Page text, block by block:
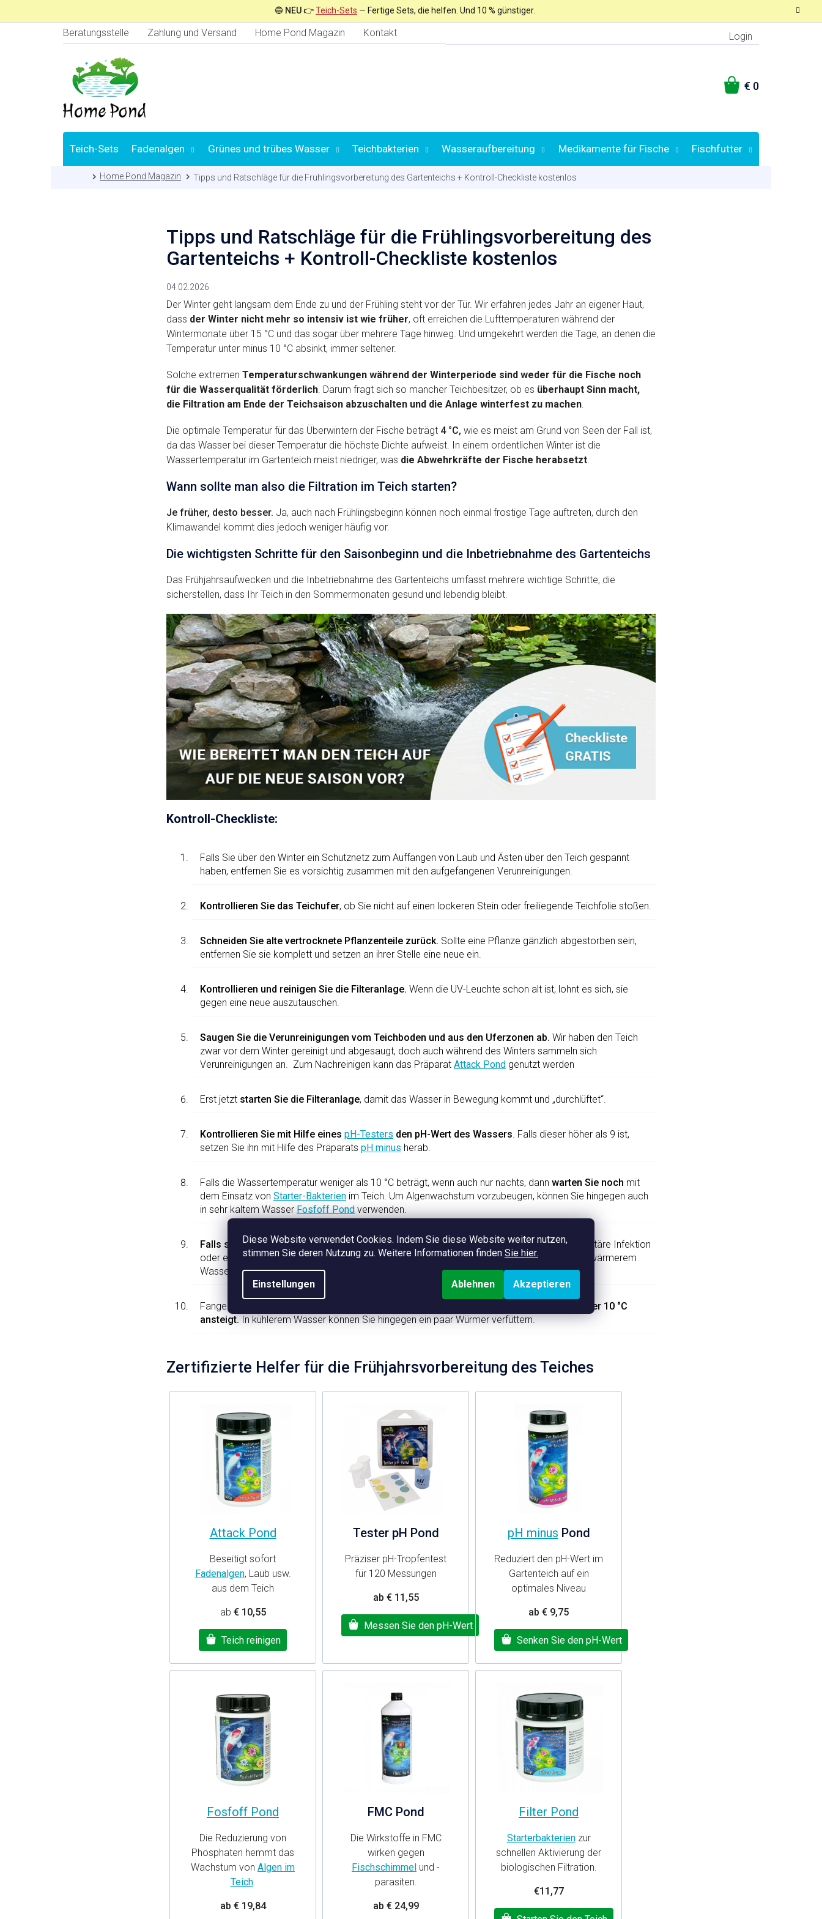
Diese Website verwendet Cookies. Indem Sie diese Website weiter nutzen,
stimmen Sie deren Nutzung zu. Weitere Informationen finden Sie hier.
Einstellungen Ablehnen Akzeptieren
🔵 NEU👉Teich-Sets — Fertige Sets, die helfen. Und 10 % günstiger.
Beratungsstelle Zahlung und Versand Home Pond Magazin Kontakt Login
WARENKORB
Teich-Sets Fadenalgen Grünes und trübes Wasser Teichbakterien Wasseraufbereitung Medikamente für Fische Fischfutter
Auswahl nach
Startseite
Home Pond Magazin Tipps und Ratschläge für die Frühlingsvorbereitung des Gartenteichs + Kontroll-Checkliste kostenlos
Tipps und Ratschläge für die Frühlingsvorbereitung des
Gartenteichs + Kontroll-Checkliste kostenlos
04.02.2026
Der Winter geht langsam dem Ende zu und der Frühling steht vor der Tür. Wir erfahren jedes Jahr an eigener Haut,
dass der Winter nicht mehr so intensiv ist wie früher, oft erreichen die Lufttemperaturen während der
Wintermonate über 15 °C und das sogar über mehrere Tage hinweg. Und umgekehrt werden die Tage, an denen die
Temperatur unter minus 10 °C absinkt, immer seltener.
Solche extremen Temperaturschwankungen während der Winterperiode sind weder für die Fische noch
für die Wasserqualität förderlich . Darum fragt sich so mancher Teichbesitzer, ob es überhaupt Sinn macht,
die Filtration am Ende der Teichsaison abzuschalten und die Anlage winterfest zu machen
Die optimale Temperatur für das Überwintern der Fische beträgt 4 °C, wie es meist am Grund von Seen der Fall ist,
da das Wasser bei dieser Temperatur die höchste Dichte aufweist. In einem ordentlichen Winter ist die
Wassertemperatur im Gartenteich meist niedriger, was die Abwehrkräfte der Fische herabsetzt
Wann sollte man also die Filtration im Teich starten?
Je früher, desto besser. Ja, auch nach Frühlingsbeginn können noch einmal frostige Tage auftreten, durch den
Klimawandel kommt dies jedoch weniger häufig vor.
Die wichtigsten Schritte für den Saisonbeginn und die Inbetriebnahme des Gartenteichs
Das Frühjahrsaufwecken und die Inbetriebnahme des Gartenteichs umfasst mehrere wichtige Schritte, die
sicherstellen, dass Ihr Teich in den Sommermonaten gesund und lebendig bleibt.
Kontroll-Checkliste:
Falls Sie über den Winter ein Schutznetz zum Auffangen von Laub und Ästen über den Teich gespannt
haben, entfernen Sie es vorsichtig zusammen mit den aufgefangenen Verunreinigungen.
Kontrollieren Sie das Teichufer, ob Sie nicht auf einen lockeren Stein oder freiliegende Teichfolie stoßen.
Schneiden Sie alte vertrocknete Pflanzenteile zurück. Sollte eine Pflanze gänzlich abgestorben sein,
entfernen Sie sie komplett und setzen an ihrer Stelle eine neue ein.
Kontrollieren und reinigen Sie die Filteranlage. Wenn die UV-Leuchte schon alt ist, lohnt es sich, sie
gegen eine neue auszutauschen.
Saugen Sie die Verunreinigungen vom Teichboden und aus den Uferzonen ab. Wir haben den Teich
zwar vor dem Winter gereinigt und abgesaugt, doch auch während des Winters sammeln sich
Verunreinigungen an. Zum Nachreinigen kann das Präparat Attack Pond genutzt werden
Erst jetzt starten Sie die Filteranlage, damit das Wasser in Bewegung kommt und „durchlüftet“.
Kontrollieren Sie mit Hilfe eines pH-Testers den pH-Wert des Wassers . Falls dieser höher als 9 ist,
setzen Sie ihn mit Hilfe des Präparats pH minus herab.
Falls die Wassertemperatur weniger als 10 °C beträgt, wenn auch nur nachts, dann warten Sie noch mit
dem Einsatz von Starter-Bakterien im Teich. Um Algenwachstum vorzubeugen, können Sie hingegen auch
in sehr kaltem Wasser Fosfoff Pond verwenden.
Falls sich Fische im Teich befinden, unterziehen Sie sie einer Kontrolle. Sollte eine parasitäre Infektion
oder ein Pilzbefall auftreten, wenden wir zur Heilung dasFischmedikament FMC Pond
an. In wärmerem
Wasser ist der Effekt wirksamer und schneller.
Fangen Sie erst dann an, die Fische zu füttern, wenn die Wassertemperatur dauerhaft
auf über 10 °C
ansteigt.In kühlerem Wasser können Sie hingegen ein paar Würmer verfüttern.
Zertifizierte Helfer für die Frühjahrsvorbereitung des Teiches
Attack Pond
Beseitigt sofort
Fadenalgen, Laub usw.
aus dem Teich
ab € 10,55
Teich reinigen
Tester pH Pond
Präziser pH-Tropfentest
für 120 Messungen
ab € 11,55
Messen Sie den pH-Wert
pH minus Pond
Reduziert den pH-Wert im
Gartenteich auf ein
optimales Niveau
ab € 9,75
Senken Sie den pH-Wert
Fosfoff Pond
Die Reduzierung von
Phosphaten hemmt das
Wachstum von Algen im
Teich.
ab € 19,84
FMC Pond
Die Wirkstoffe in FMC
wirken gegen
Fischschimmel und -
parasiten.
ab € 24,99
Filter Pond
Starterbakterienzur
schnellen Aktivierung der
biologischen Filtration.
€11,77